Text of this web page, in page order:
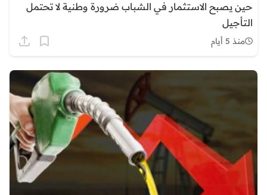
حين يصبح الاستثمار في الشباب ضرورة وطنية لا تحتمل
التأجيل
منذ 5 أيام